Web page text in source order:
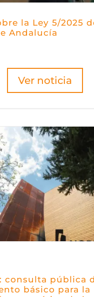
la Ley 5/2025
Andalucía
Ver noticia
consulta pública
básico para la